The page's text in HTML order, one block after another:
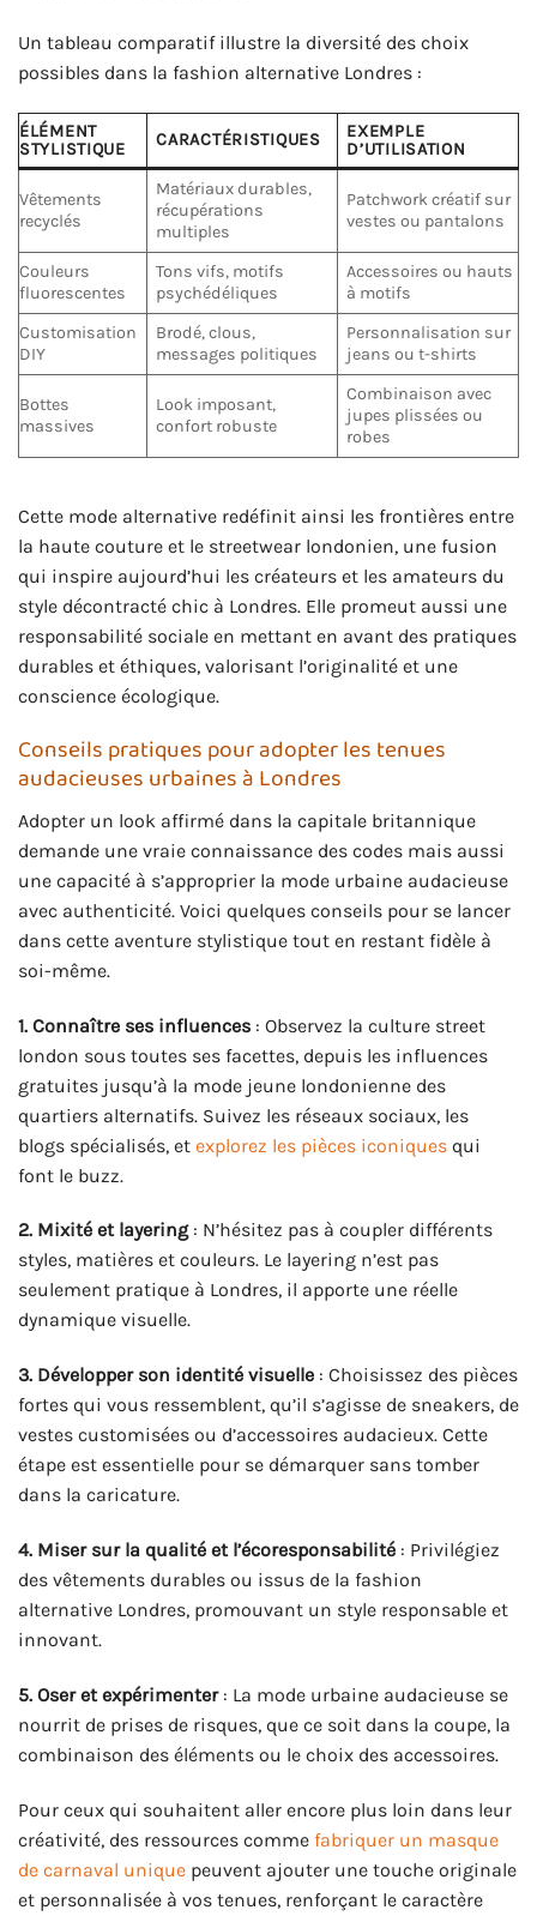
Un tableau comparatif illustre la diversité des choix
possibles dans la fashion alternative Londres :
ÉLÉMENT
STYLISTIQUE
CARACTÉRISTIQUES
EXEMPLE
D’UTILISATION
Vêtements
recyclés
Matériaux durables,
récupérations
multiples
Patchwork créatif sur
vestes ou pantalons
Couleurs
fluorescentes
Tons vifs, motifs
psychédéliques
Accessoires ou hauts
à motifs
Customisation
DIY
Brodé, clous,
messages politiques
Personnalisation sur
jeans ou t-shirts
Bottes
massives
Look imposant,
confort robuste
Combinaison avec
jupes plissées ou
robes
Cette mode alternative redéfinit ainsi les frontières entre
la haute couture et le streetwear londonien, une fusion
qui inspire aujourd’hui les créateurs et les amateurs du
style décontracté chic à Londres. Elle promeut aussi une
responsabilité sociale en mettant en avant des pratiques
durables et éthiques, valorisant l’originalité et une
conscience écologique.
Conseils pratiques pour adopter les tenues
audacieuses urbaines à Londres
Adopter un look affirmé dans la capitale britannique
demande une vraie connaissance des codes mais aussi
une capacité à s’approprier la mode urbaine audacieuse
avec authenticité. Voici quelques conseils pour se lancer
dans cette aventure stylistique tout en restant fidèle à
soi-même.
1. Connaître ses influences : Observez la culture street
london sous toutes ses facettes, depuis les influences
gratuites jusqu’à la mode jeune londonienne des
quartiers alternatifs. Suivez les réseaux sociaux, les
blogs spécialisés, et explorez les pièces iconiques qui
font le buzz.
2. Mixité et layering: N’hésitez pas à coupler différents
styles, matières et couleurs. Le layering n’est pas
seulement pratique à Londres, il apporte une réelle
dynamique visuelle.
3. Développer son identité visuelle : Choisissez des pièces
fortes qui vous ressemblent, qu’il s’agisse de sneakers, de
vestes customisées ou d’accessoires audacieux. Cette
étape est essentielle pour se démarquer sans tomber
dans la caricature.
4. Miser sur la qualité et l’écoresponsabilité : Privilégiez
des vêtements durables ou issus de la fashion
alternative Londres, promouvant un style responsable et
innovant.
5. Oser et expérimenter: La mode urbaine audacieuse se
nourrit de prises de risques, que ce soit dans la coupe, la
combinaison des éléments ou le choix des accessoires.
Pour ceux qui souhaitent aller encore plus loin dans leur
créativité, des ressources comme fabriquer un masque
de carnaval unique peuvent ajouter une touche originale
et personnalisée à vos tenues, renforçant le caractère